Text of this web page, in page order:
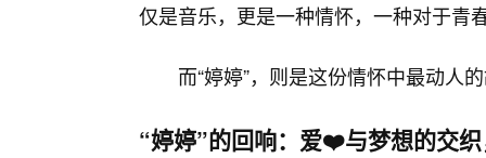
仅是音乐，更是一种情怀，一种对于青
而“婷婷”，则是这份情怀中最动人
“婷婷”的回响：爱❤️与梦想的交